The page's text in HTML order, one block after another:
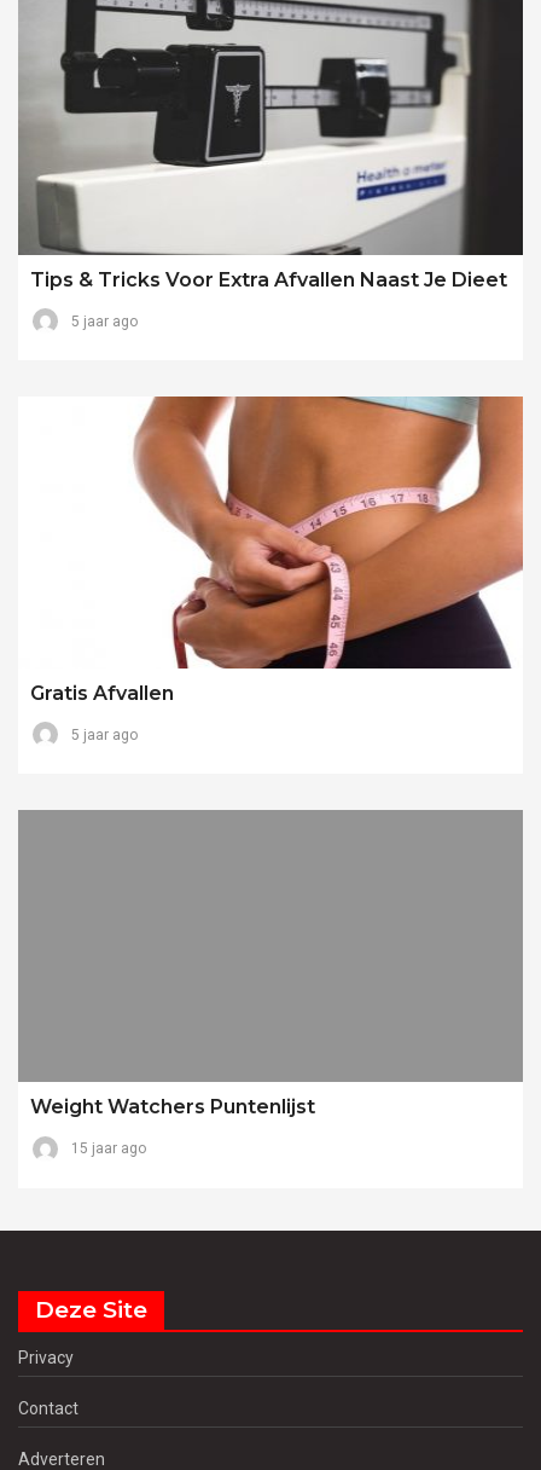
Tips & Tricks Voor Extra Afvallen Naast Je Dieet
5 jaar ago
Gratis Afvallen
5 jaar ago
Weight Watchers Puntenlijst
15 jaar ago
Deze Site
Privacy
Contact
Adverteren